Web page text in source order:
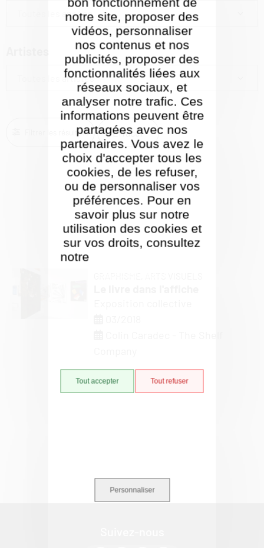
notre site, proposer des
vidéos, personnaliser
nos contenus et nos
publicités, proposer des
fonctionnalités liées aux
réseaux sociaux, et
analyser notre trafic. Ces
informations peuvent être
partagées avec nos
partenaires. Vous avez le
choix d'accepter tous les
cookies, de les refuser,
ou de personnaliser vos
préférences. Pour en
savoir plus sur notre
utilisation des cookies et
sur vos droits, consultez
notre
Tout accepter Tout refuser
Personnaliser
Toutes les années
Toutes les artistes
Filtrer les résultats Effacer